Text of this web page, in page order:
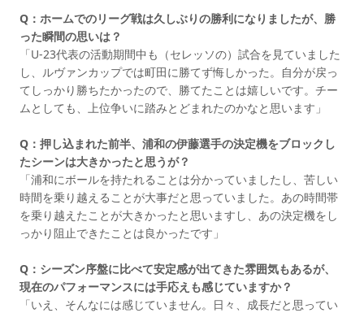
Q：ホームでのリーグ戦は久しぶりの勝利になりましたが、勝
った瞬間の思いは？
「U-23代表の活動期間中も（セレッソの）試合を見ていました
し、ルヴァンカップでは町田に勝てず悔しかった。自分が戻っ
てしっかり勝ちたかったので、勝てたことは嬉しいです。チー
ムとしても、上位争いに踏みとどまれたのかなと思います」
Q：押し込まれた前半、浦和の伊藤選手の決定機をブロックし
たシーンは大きかったと思うが？
「浦和にボールを持たれることは分かっていましたし、苦しい
時間を乗り越えることが大事だと思っていました。あの時間帯
を乗り越えたことが大きかったと思いますし、あの決定機をし
っかり阻止できたことは良かったです」
Q：シーズン序盤に比べて安定感が出てきた雰囲気もあるが、
現在のパフォーマンスには手応えも感じていますか？
「いえ、そんなには感じていません。日々、成長だと思ってい